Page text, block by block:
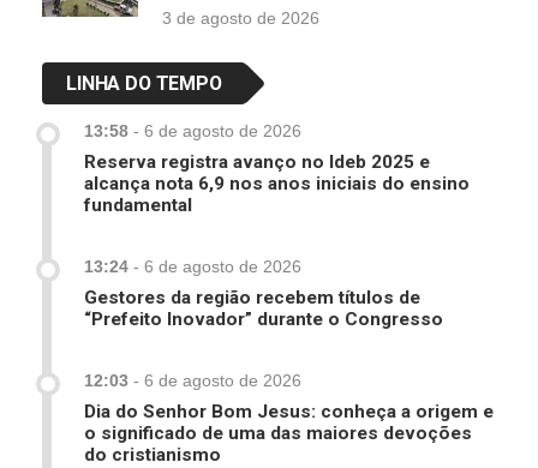
3 de agosto de 2026
LINHA DO TEMPO
13:58 - 6 de agosto de 2026
Reserva registra avanço no Ideb 2025 e
alcança nota 6,9 nos anos iniciais do ensino
fundamental
13:24 - 6 de agosto de 2026
Gestores da região recebem títulos de
“Prefeito Inovador” durante o Congresso
12:03 - 6 de agosto de 2026
Dia do Senhor Bom Jesus: conheça a origem e
o significado de uma das maiores devoções
do cristianismo